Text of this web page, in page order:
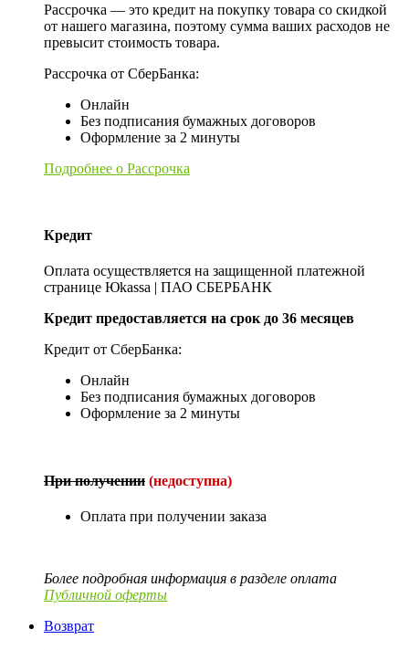
Рассрочка — это кредит на покупку товара со скидкой
от нашего магазина, поэтому сумма ваших расходов не
превысит стоимость товара.
Рассрочка от СберБанка:
Онлайн
Без подписания бумажных договоров
Оформление за 2 минуты
Подробнее о Рассрочка
Кредит
Оплата осуществляется на защищенной платежной
странице Юkassa | ПАО СБЕРБАНК
Кредит предоставляется на срок до 36 месяцев
Кредит от СберБанка:
Онлайн
Без подписания бумажных договоров
Оформление за 2 минуты
При получении (недоступна)
Оплата при получении заказа
Более подробная информация в разделе оплата
Публичной оферты
Возврат